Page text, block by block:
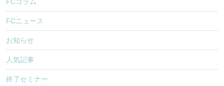
FCコラム
FCニュース
お知らせ
人気記事
終了セミナー